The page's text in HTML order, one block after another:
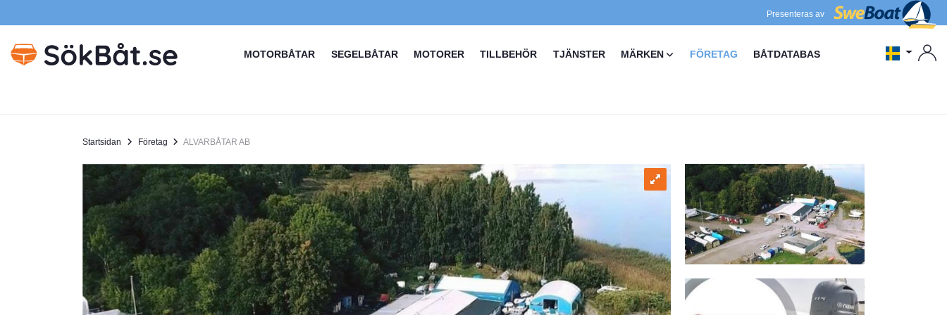
Presenteras av
MOTORBÅTAR SEGELBÅTAR MOTORER TILLBEHÖR TJÄNSTER MÄRKEN FÖRETAG BÅTDATABAS
Startsidan Företag ALVARBÅTAR AB